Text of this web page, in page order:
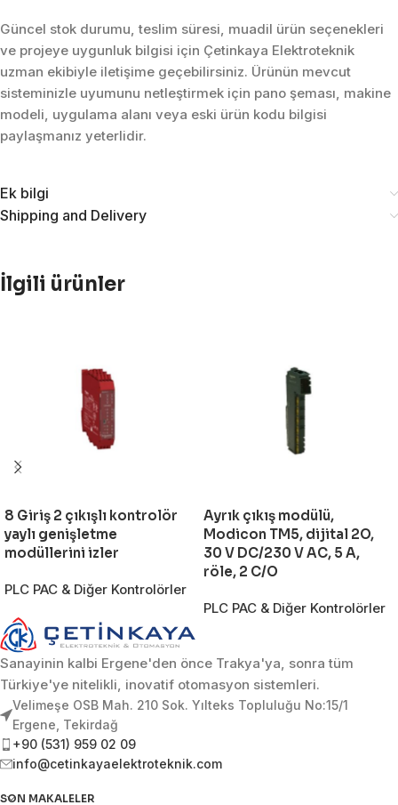
Güncel stok durumu, teslim süresi, muadil ürün seçenekleri
ve projeye uygunluk bilgisi için Çetinkaya Elektroteknik
uzman ekibiyle iletişime geçebilirsiniz. Ürünün mevcut
sisteminizle uyumunu netleştirmek için pano şeması, makine
modeli, uygulama alanı veya eski ürün kodu bilgisi
paylaşmanız yeterlidir.
Ek bilgi
Shipping and Delivery
İlgili ürünler
8 Giriş 2 çıkışlı kontrolör
yaylı genişletme
modüllerini izler
PLC PAC & Diğer Kontrolörler
Ayrık çıkış modülü,
Modicon TM5, dijital 2O,
30 V DC/230 V AC, 5 A,
röle, 2 C/O
PLC PAC & Diğer Kontrolörler
Sanayinin kalbi Ergene'den önce Trakya'ya, sonra tüm
Türkiye'ye nitelikli, inovatif otomasyon sistemleri.
Velimeşe OSB Mah. 210 Sok. Yılteks Topluluğu No:15/1
Ergene, Tekirdağ
+90 (531) 959 02 09
info@cetinkayaelektroteknik.com
SON MAKALELER